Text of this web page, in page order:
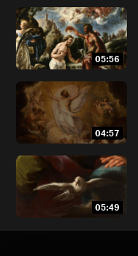
05:56
04:57
05:49